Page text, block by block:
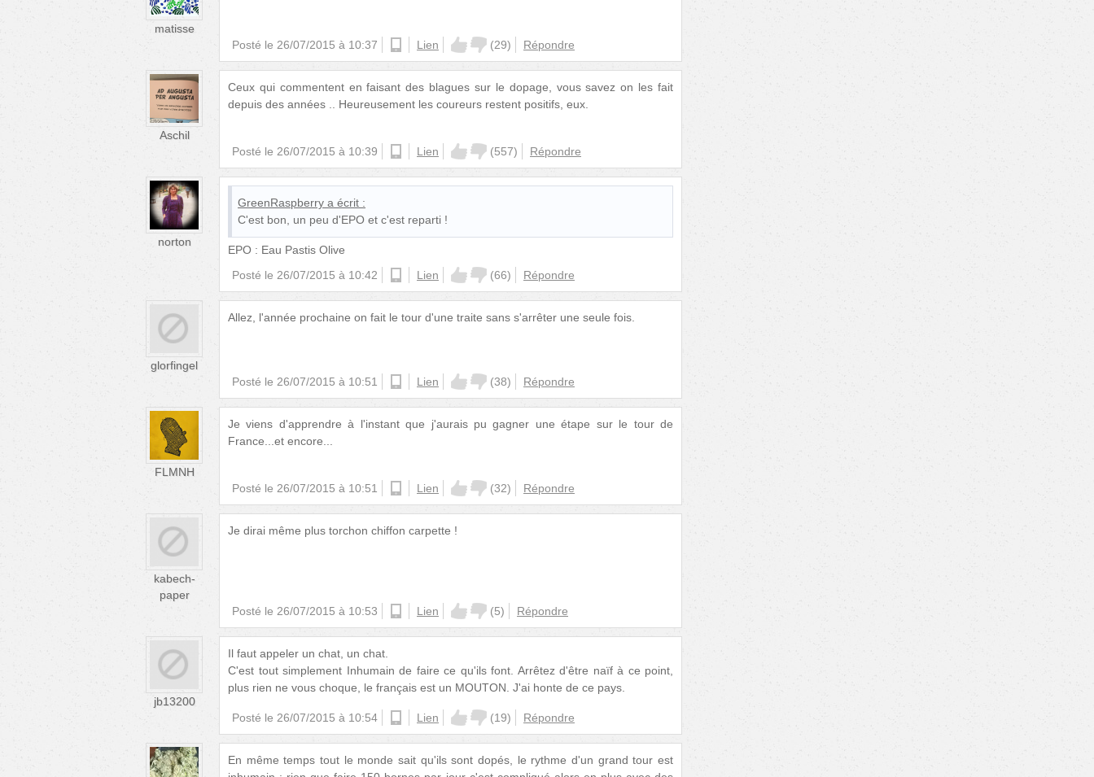
matisse
Posté le 26/07/2015 à 10:37 androidLien (29) Répondre
Aschil
Ceux qui commentent en faisant des blagues sur le dopage, vous savez on les fait
depuis des années .. Heureusement les coureurs restent positifs, eux.
Posté le 26/07/2015 à 10:39 Lien (557) Répondre
norton
GreenRaspberry a écrit :
C'est bon, un peu d'EPO et c'est reparti !
EPO : Eau Pastis Olive
Posté le 26/07/2015 à 10:42 ios Lien (66) Répondre
glorfingel
Allez, l'année prochaine on fait le tour d'une traite sans s'arrêter une seule fois.
Posté le 26/07/2015 à 10:51 androidLien (38) Répondre
FLMNH
Je viens d'apprendre à l'instant que j'aurais pu gagner une étape sur le tour de
France...et encore...
Posté le 26/07/2015 à 10:51 androidLien (32) Répondre
kabech-
paper
Je dirai même plus torchon chiffon carpette !
Posté le 26/07/2015 à 10:53 ios Lien (5) Répondre
jb13200
Il faut appeler un chat, un chat.
C'est tout simplement Inhumain de faire ce qu'ils font. Arrêtez d'être naïf à ce point,
plus rien ne vous choque, le français est un MOUTON. J'ai honte de ce pays.
Posté le 26/07/2015 à 10:54 ios Lien (19) Répondre
En même temps tout le monde sait qu'ils sont dopés, le rythme d'un grand tour est